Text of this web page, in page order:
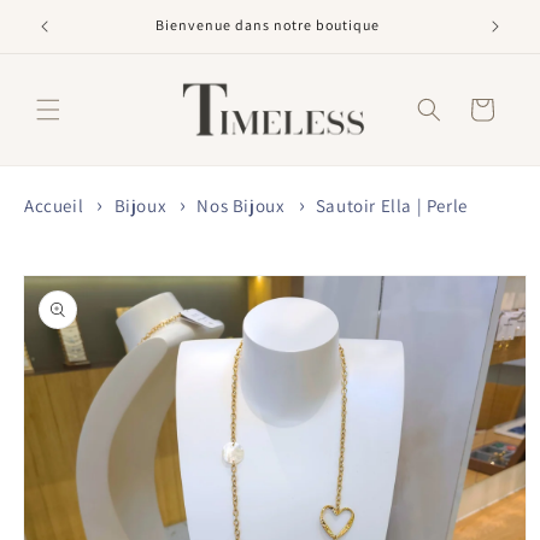
passer
Bienvenue dans notre boutique
Panier
Accueil Bijoux Nos Bijoux Sautoir Ella | Perle
Passer aux
informations
produits